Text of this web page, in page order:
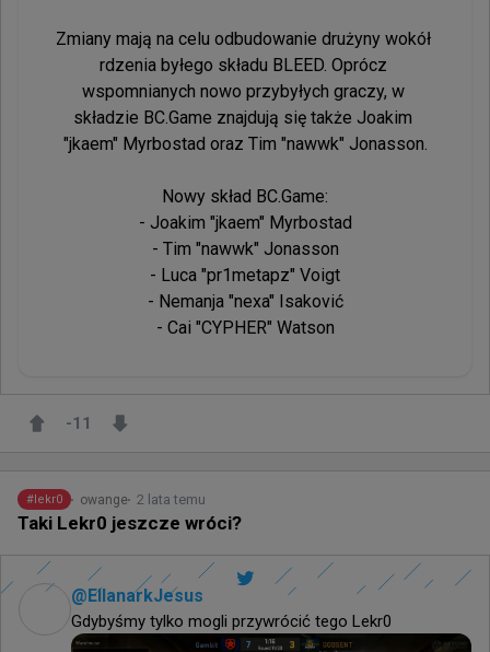
Zmiany mają na celu odbudowanie drużyny wokół
rdzenia byłego składu BLEED. Oprócz
wspomnianych nowo przybyłych graczy, w
składzie BC.Game znajdują się także Joakim
"jkaem" Myrbostad oraz Tim "nawwk" Jonasson.
Nowy skład BC.Game:
- Joakim "jkaem" Myrbostad
- Tim "nawwk" Jonasson
- Luca "pr1metapz" Voigt
- Nemanja "nexa" Isaković
- Cai "CYPHER" Watson
-11
# lekr0 owange 2 lata temu
Taki Lekr0 jeszcze wróci?
@ EllanarkJesus
Gdybyśmy tylko mogli przywrócić tego Lekr0